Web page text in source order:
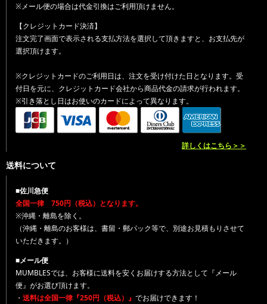
※メール便の場合は代金引換はご利用頂けません。
【クレジットカード決済】
注文完了画面で表示される支払方法を選択して頂きますと、お支払先が
選択頂けます。
※クレジットカードのご利用日は、注文を受け付けた日となります。受
付日を元に、クレジットカード会社から商品代金の請求が行われます。
※引き落とし日はお使いのカードによって異なります。
詳しくはこちら＞＞
送料について
■佐川急便
全国一律 750円（税込）となります。
※沖縄・離島を除く。
（沖縄・離島のお客様は、書留・郵パック等で、別途お見積もりさせて
いただきます。）
■メール便
MUMBLESでは、お客様に送料を安くお届けする方法として『メール
便』がお選び頂けます。
・ 送料は全国一律『250円（税込）』 でお届けできます！